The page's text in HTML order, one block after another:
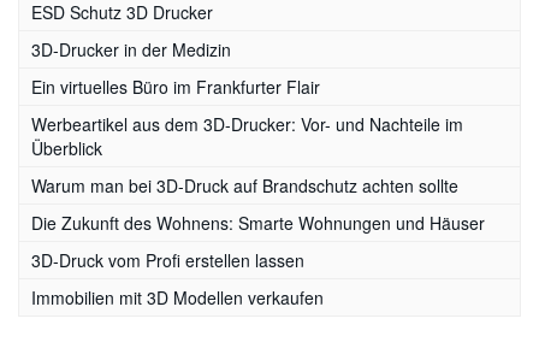
ESD Schutz 3D Drucker
3D-Drucker in der Medizin
Ein virtuelles Büro im Frankfurter Flair
Werbeartikel aus dem 3D-Drucker: Vor- und Nachteile im
Überblick
Warum man bei 3D-Druck auf Brandschutz achten sollte
Die Zukunft des Wohnens: Smarte Wohnungen und Häuser
3D-Druck vom Profi erstellen lassen
Immobilien mit 3D Modellen verkaufen